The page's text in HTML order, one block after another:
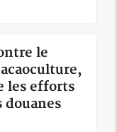
le
les efforts
douanes